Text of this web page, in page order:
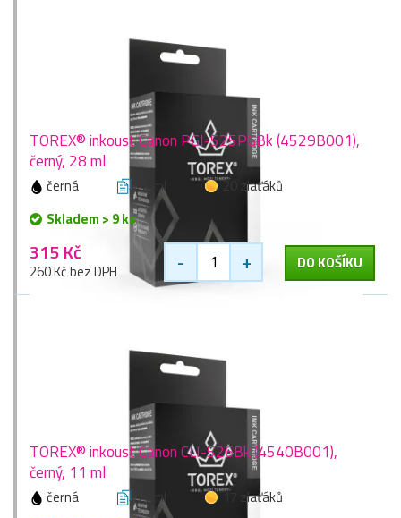
TOREX® inkoust Canon PGI-525PGBk (4529B001),
černý, 28 ml
černá 28 ml
20 zlaťáků
Skladem > 9 ks
315 Kč
260 Kč bez DPH - + DO KOŠÍKU
TOREX® inkoust Canon CLI-526Bk (4540B001),
černý, 11 ml
černá 11 ml
17 zlaťáků